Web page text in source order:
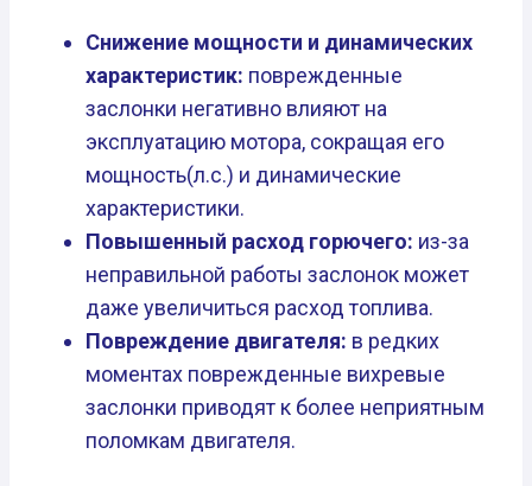
Снижение мощности и динамических
характеристик: поврежденные
заслонки негативно влияют на
эксплуатацию мотора, сокращая его
мощность(л.с.) и динамические
характеристики.
Повышенный расход горючего: из-за
неправильной работы заслонок может
даже увеличиться расход топлива.
Повреждение двигателя: в редких
моментах поврежденные вихревые
заслонки приводят к более неприятным
поломкам двигателя.